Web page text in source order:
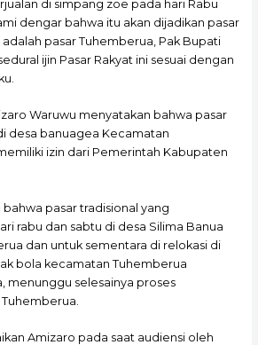
di simpang zoe pada hari Rabu
dengar bahwa itu akan dijadikan pasar
pasar Tuhemberua, Pak Bupati
ijin Pasar Rakyat ini sesuai dengan
Waruwu menyatakan bahwa pasar
desa banuagea Kecamatan
izin dari Pemerintah Kabupaten
pasar tradisional yang
rabu dan sabtu di desa Silima Banua
dan untuk sementara di relokasi di
bola kecamatan Tuhemberua
menunggu selesainya proses
Amizaro pada saat audiensi oleh